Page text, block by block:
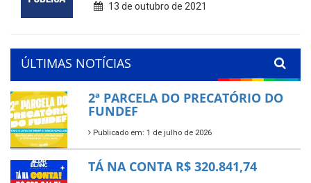
13 de outubro de 2021
ÚLTIMAS NOTÍCIAS
2ª PARCELA DO PRECATÓRIO DO
FUNDEF
Publicado em: 1 de julho de 2026
TÁ NA CONTA R$ 320.841,74